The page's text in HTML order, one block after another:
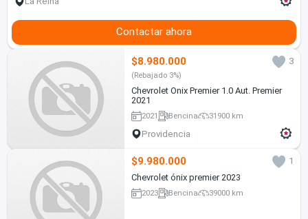
Contactar ahora
$8.980.000 3
(Rebajado 3%)
Chevrolet Onix Premier 1.0 Aut. Premier
2021
2021 Bencina 31900 km
Providencia
$9.980.000
1
Chevrolet ónix premier 2023
2023 Bencina 39000 km